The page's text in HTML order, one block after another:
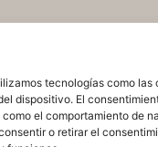
tecnologías como las
dispositivo. El
el comportamiento de
o retirar el